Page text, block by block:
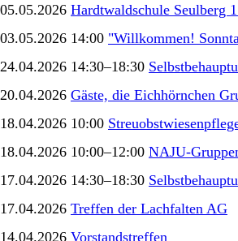
05.05.2026 Hardtwaldschule Seulberg
03.05.2026 14:00 "Willkommen!
24.04.2026 14:30–18:30
20.04.2026 Gäste, die Eichhörnchen
18.04.2026 10:00
18.04.2026 10:00–12:00 NAJU-
17.04.2026 14:30–18:30
17.04.2026 Treffen der Lachfalten AG
14.04.2026 Vorstandstreffen